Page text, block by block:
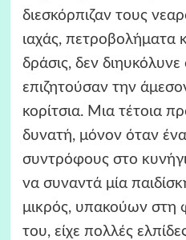
διεσκόρπιζαν τους
ιαχάς, πετροβολήματα
δράσις, δεν διηυκόλυνε
επιζητούσαν την
κορίτσια. Mια τέτοια
δυνατή, μόνον όταν
συντρόφους στο
να συναντά μία
μικρός, υπακούων στη
του, είχε πολλές